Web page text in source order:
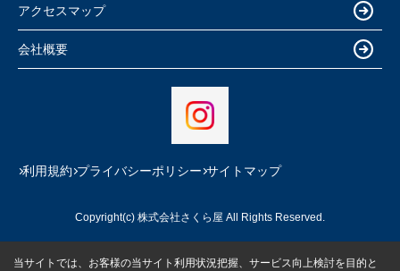
アクセスマップ
会社概要
利用規約 プライバシーポリシー サイトマップ
Copyright(c) 株式会社さくら屋 All Rights Reserved.
当サイトでは、お客様の当サイト利用状況把握、サービス向上検討を目的と